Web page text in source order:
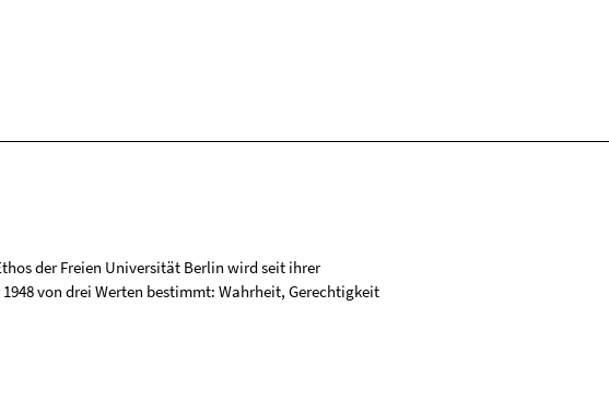
der Freien Universität Berlin wird seit ihrer
von drei Werten bestimmt: Wahrheit, Gerechtigkeit